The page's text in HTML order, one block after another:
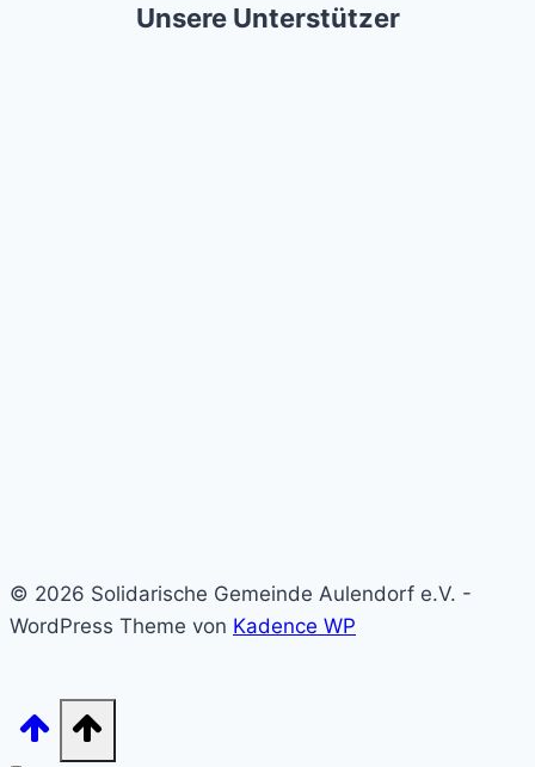
Unsere Unterstützer
© 2026 Solidarische Gemeinde Aulendorf e.V. -
WordPress Theme von Kadence WP